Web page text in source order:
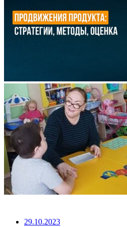
29.10.2023